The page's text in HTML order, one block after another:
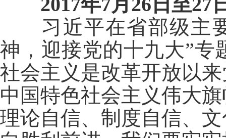
习近平在省部级主要
神，迎接党的十九大”专
社会主义是改革开放以
中国特色社会主义伟大
理论自信、制度自信、